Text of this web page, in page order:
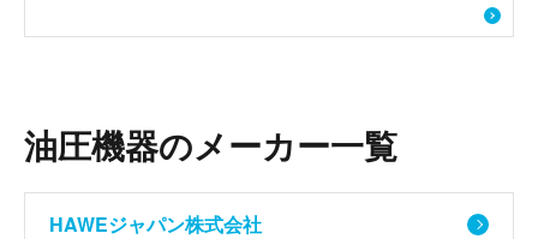
油圧機器のメーカー一覧
HAWEジャパン株式会社